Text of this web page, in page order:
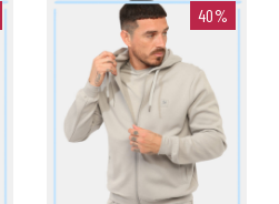
40%